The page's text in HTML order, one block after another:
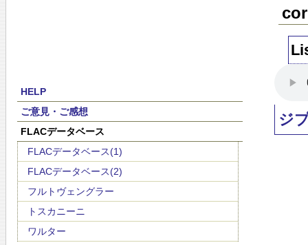
HELP
ご意見・ご感想
FLACデータベース
FLACデータベース(1)
FLACデータベース(2)
フルトヴェングラー
トスカニーニ
ワルター
ジ